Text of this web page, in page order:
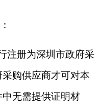
注册为深圳市政府采
购供应商才可对本
无需提供证明材